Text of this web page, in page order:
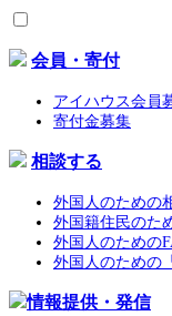
会員・寄付
アイハウス会員
寄付金募集
相談する
外国人のための
外国籍住民のた
外国人のための
外国人のための
情報提供・発信